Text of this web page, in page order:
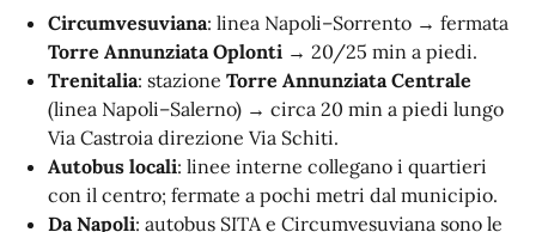
Circumvesuviana: linea Napoli–Sorrento → fermata
Torre Annunziata Oplonti → 20/25 min a piedi.
Trenitalia: stazione Torre Annunziata Centrale
(linea Napoli–Salerno) → circa 20 min a piedi lungo
Via Castroia direzione Via Schiti.
Autobus locali: linee interne collegano i quartieri
con il centro; fermate a pochi metri dal municipio.
Da Napoli: autobus SITA e Circumvesuviana sono le